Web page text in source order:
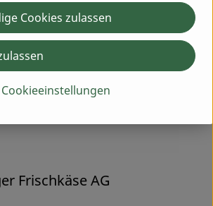
Frischkäse AG
Cookieeinstellungen
Cookies zulassen